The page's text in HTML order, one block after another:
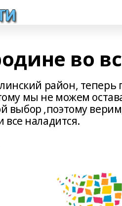
во
район, теперь
мы не можем
выбор ,поэтому
все наладится.